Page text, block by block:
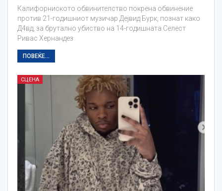
Калифорниското обвинителство покрена обвинение
против 21-годишниот музичар Дејвид Бурк, познат како
Д4вд, за брутално убиство на 14-годишната Селест
Ривас Хернандез
ПОВЕЌЕ...
СЦЕНА